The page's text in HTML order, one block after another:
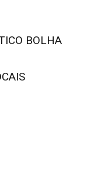
BOLHA